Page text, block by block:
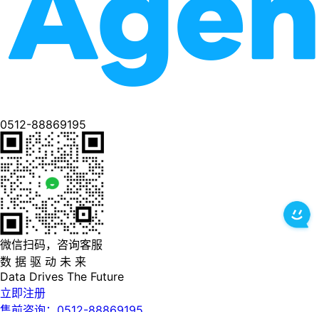
0512-88869195
微信扫码，咨询客服
数 据 驱 动 未 来
Data Drives The Future
立即注册